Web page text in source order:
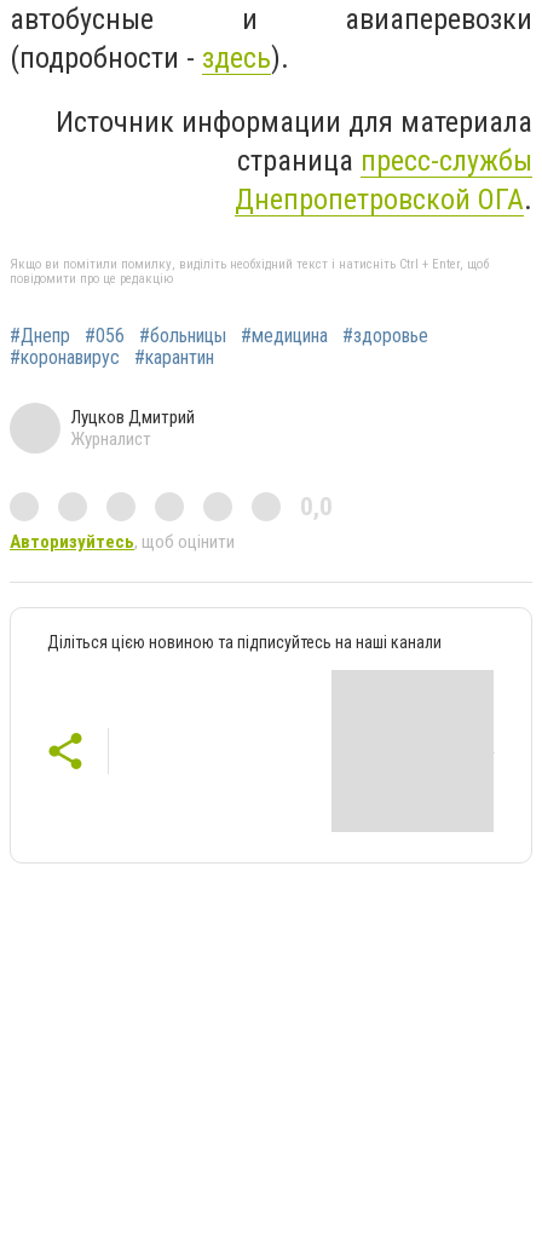
автобусные и авиаперевозки
(подробности - здесь).
Источник информации для материала
страница пресс-службы
Днепропетровской ОГА.
Якщо ви помітили помилку, виділіть необхідний текст і натисніть Ctrl + Enter, щоб
повідомити про це редакцію
#Днепр #056 #больницы #медицина
#здоровье
#коронавирус
#карантин
Луцков Дмитрий
Журналист
0,0
Авторизуйтесь, щоб оцінити
Діліться цією новиною та підписуйтесь на наші канали